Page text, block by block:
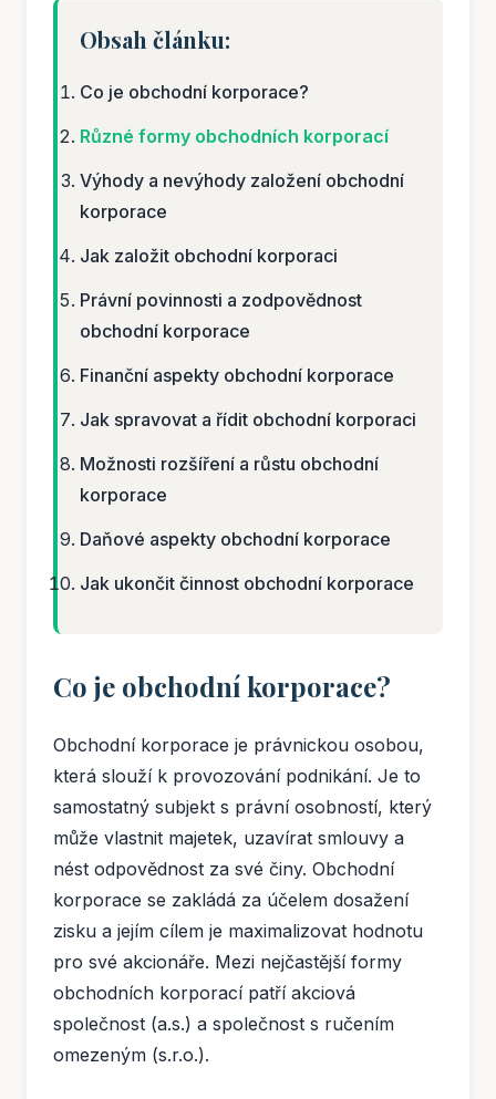
Obsah článku:
Co je obchodní korporace?
Různé formy obchodních korporací
Výhody a nevýhody založení obchodní
korporace
Jak založit obchodní korporaci
Právní povinnosti a zodpovědnost
obchodní korporace
Finanční aspekty obchodní korporace
Jak spravovat a řídit obchodní korporaci
Možnosti rozšíření a růstu obchodní
korporace
Daňové aspekty obchodní korporace
Jak ukončit činnost obchodní korporace
Co je obchodní korporace?
Obchodní korporace je právnickou osobou,
která slouží k provozování podnikání. Je to
samostatný subjekt s právní osobností, který
může vlastnit majetek, uzavírat smlouvy a
nést odpovědnost za své činy. Obchodní
korporace se zakládá za účelem dosažení
zisku a jejím cílem je maximalizovat hodnotu
pro své akcionáře. Mezi nejčastější formy
obchodních korporací patří akciová
společnost (a.s.) a společnost s ručením
omezeným (s.r.o.).